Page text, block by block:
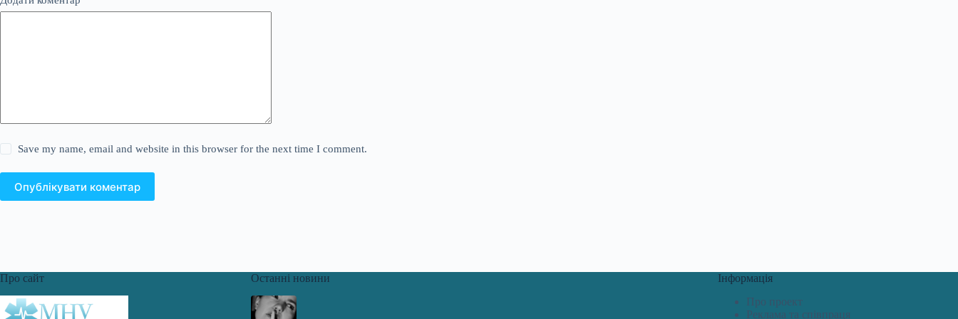
Save my name, email and website in this browser for the next time I comment.
Опублікувати коментар
Про сайт Останні новини
Інформація
Про проект
Реклама та співпраця